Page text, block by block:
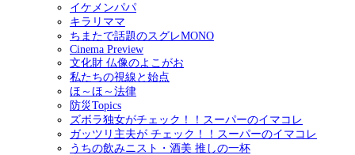
イケメンパパ
キラリママ
ちまたで話題のスグレMONO
Cinema Preview
文化財 仏像のよこがお
私たちの視線と始点
ほ～ほ～法律
防災Topics
ズボラ独女がチェック！！スーパーのイマコレ
ガッツリ主夫が チェック！！スーパーのイマコレ
うちの飲みニスト・酒美 推しの一杯